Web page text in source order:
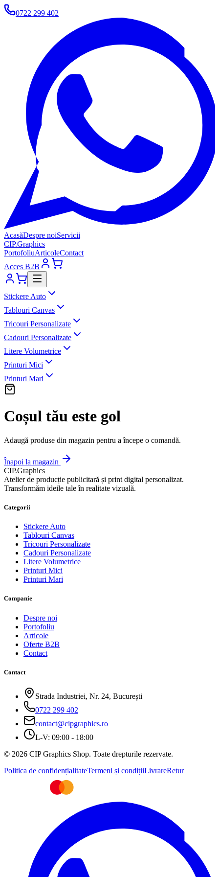
0722 299 402
AcasăDespre noiServicii
CIP.Graphics
PortofoliuArticoleContact
Acces B2B
Stickere Auto
Tablouri Canvas
Tricouri Personalizate
Cadouri Personalizate
Litere Volumetrice
Printuri Mici
Printuri Mari
Coșul tău este gol
Adaugă produse din magazin pentru a începe o comandă.
Înapoi la magazin
CIP.Graphics
Atelier de producție publicitară și print digital personalizat.
Transformăm ideile tale în realitate vizuală.
Categorii
Stickere Auto
Tablouri Canvas
Tricouri Personalizate
Cadouri Personalizate
Litere Volumetrice
Printuri Mici
Printuri Mari
Companie
Despre noi
Portofoliu
Articole
Oferte B2B
Contact
Contact
Strada Industriei, Nr. 24, București
0722 299 402
contact@cipgraphics.ro
L-V: 09:00 - 18:00
© 2026 CIP Graphics Shop. Toate drepturile rezervate.
Politica de confidențialitateTermeni și condițiiLivrareRetur